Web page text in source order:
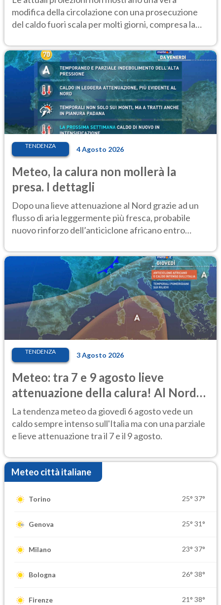
modifica della circolazione con una prosecuzione
del caldo fuori scala per molti giorni, compresa la
TENDENZA 4 Agosto 2026
Meteo, la calura non mollerà la
presa. I dettagli
Dopo una lieve attenuazione al Nord grazie ad un
flusso di aria leggermente più fresca, probabile
nuovo rinforzo dell’anticiclone africano entro
TENDENZA 3 Agosto 2026
Meteo: tra 7 e 9 agosto lieve
attenuazione della calura! Al Nord
rischio temporali
La tendenza meteo da giovedì 6 agosto vede un
caldo sempre intenso sull'Italia ma con una parziale
e lieve attenuazione tra il 7 e il 9 agosto.
Meteo città italiane
Torino 25° 37°
Genova 25° 31°
Milano 23° 37°
Bologna 26° 38°
Firenze 21° 38°